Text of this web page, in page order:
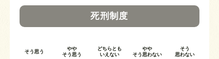
死刑制度
そう思う
やや
そう思う
どちらとも
いえない
やや
そう思わない
そう
思わない